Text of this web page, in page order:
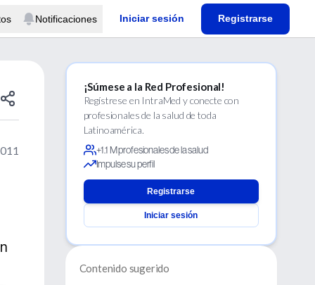
Notificaciones Iniciar sesión Registrarse
¡Súmese a la Red Profesional!
Regístrese en IntraMed y conecte con
profesionales de la salud de toda
Latinoamérica.
+1.1 M profesionales de la salud
Impulse su perfil
Registrarse
Iniciar sesión
Contenido sugerido